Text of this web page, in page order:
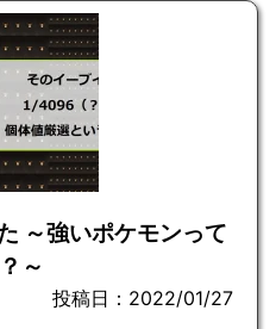
～強いポケモンって
～
投稿日：2022/01/27